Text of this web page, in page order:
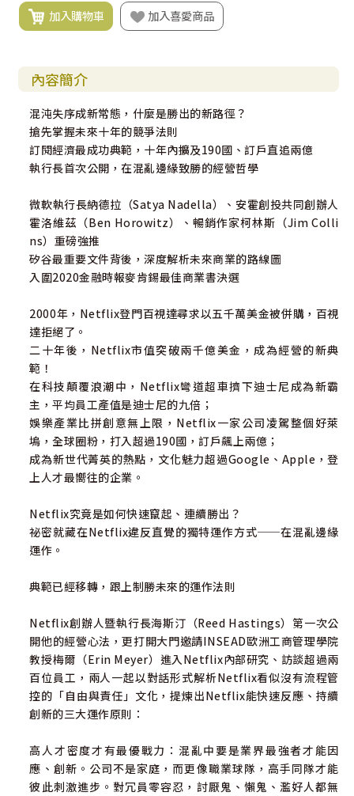
加入購物車 加入喜愛商品
內容簡介
混沌失序成新常態，什麼是勝出的新路徑？
搶先掌握未來十年的競爭法則
訂閱經濟最成功典範，十年內擴及190國、訂戶直追兩億
執行長首次公開，在混亂邊緣致勝的經營哲學
微軟執行長納德拉（Satya Nadella）、安霍創投共同創辦人
霍洛維茲（Ben Horowitz）、暢銷作家柯林斯（Jim Colli
ns）重磅強推
矽谷最重要文件背後，深度解析未來商業的路線圖
入圍2020金融時報麥肯錫最佳商業書決選
2000年，Netflix登門百視達尋求以五千萬美金被併購，百視
達拒絕了。
二十年後，Netflix市值突破兩千億美金，成為經營的新典
範！
在科技顛覆浪潮中，Netflix彎道超車擠下迪士尼成為新霸
主，平均員工產值是迪士尼的九倍；
娛樂產業比拼創意無上限，Netflix一家公司凌駕整個好萊
塢，全球圈粉，打入超過190國，訂戶飆上兩億；
成為新世代菁英的熱點，文化魅力超過Google、Apple，登
上人才最嚮往的企業。
Netflix究竟是如何快速竄起、連續勝出？
祕密就藏在Netflix違反直覺的獨特運作方式──在混亂邊緣
運作。
典範已經移轉，跟上制勝未來的運作法則
Netflix創辦人暨執行長海斯汀（Reed Hastings）第一次公
開他的經營心法，更打開大門邀請INSEAD歐洲工商管理學院
教授梅爾（Erin Meyer）進入Netflix內部研究、訪談超過兩
百位員工，兩人一起以對話形式解析Netflix看似沒有流程管
控的「自由與責任」文化，提煉出Netflix能快速反應、持續
創新的三大運作原則：
高人才密度才有最優戰力：混亂中要是業界最強者才能因
應、創新。公司不是家庭，而更像職業球隊，高手同隊才能
彼此刺激進步。對冗員零容忍，討厭鬼、懶鬼、濫好人都無